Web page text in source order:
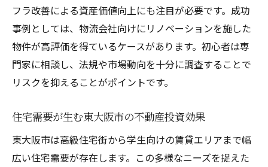
フラ改善による資産価値向上にも注目が必要です。成功
事例としては、物流会社向けにリノベーションを施した
物件が高評価を得ているケースがあります。初心者は専
門家に相談し、法規や市場動向を十分に調査することで
リスクを抑えることがポイントです。
住宅需要が生む東大阪市の不動産投資効果
東大阪市は高級住宅街から学生向けの賃貸エリアまで幅
広い住宅需要が存在します。この多様なニーズを捉えた